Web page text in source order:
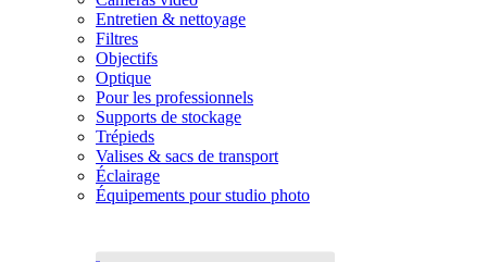
Entretien & nettoyage
Filtres
Objectifs
Optique
Pour les professionnels
Supports de stockage
Trépieds
Valises & sacs de transport
Éclairage
Équipements pour studio photo